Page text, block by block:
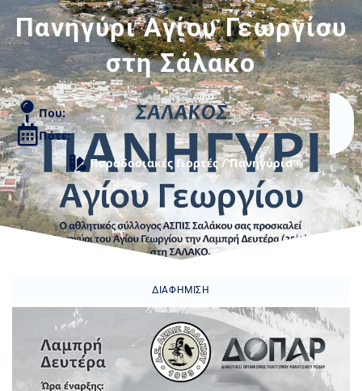
Πανηγύρι Αγίου Γεωργίου
στη Σάλακο
Που:
Πότε:
Παραδοσιακές Γιορτές / Πανηγύρια
ΔΙΑΦΉΜΙΣΗ